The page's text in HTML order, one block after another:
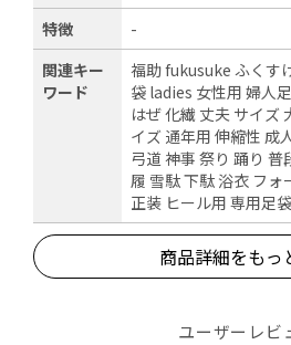
特徴
-
関連キー
ワード
福助 fukusuke ふくす
袋 ladies 女性用 婦人
はぜ 化繊 丈夫 サイズ
イズ 通年用 伸縮性 成
弓道 神事 祭り 踊り
履 雪駄 下駄 浴衣 フォ
正装 ヒール用 専用足袋
商品詳細をもっ
ユーザーレビ